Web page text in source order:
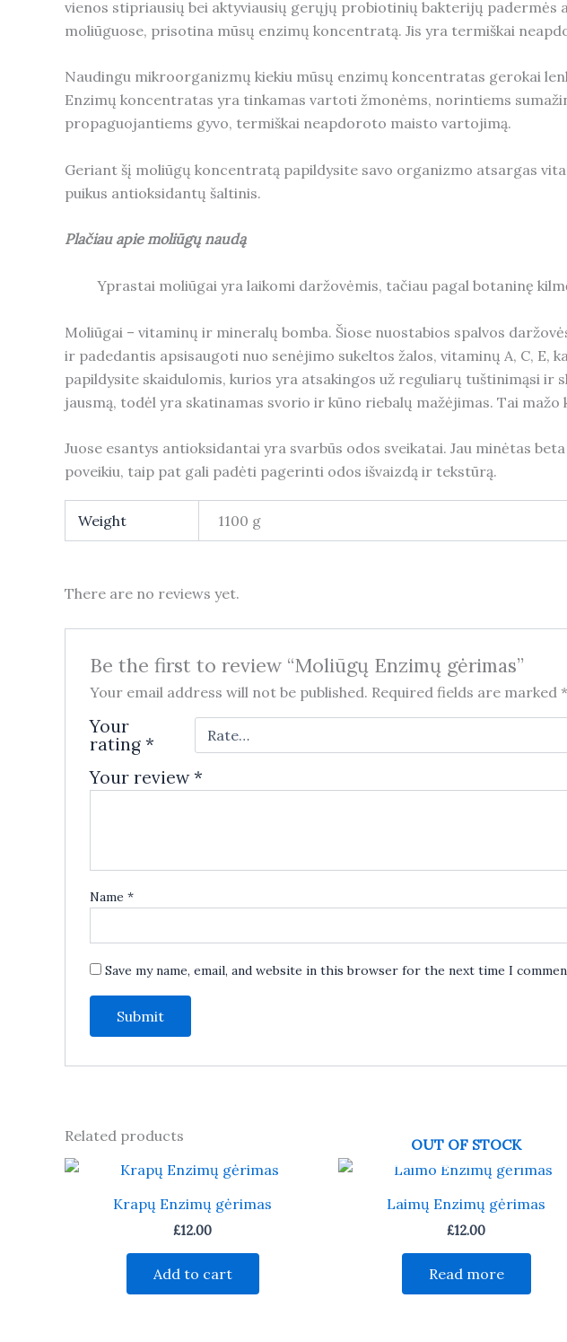
vienos stipriausių bei aktyviausių gerųjų probiotinių bakterijų padermės
moliūguose, prisotina mūsų enzimų koncentratą. Jis yra termiškai
Naudingu mikroorganizmų kiekiu mūsų enzimų koncentratas gerokai
Enzimų koncentratas yra tinkamas vartoti žmonėms, norintiems
propaguojantiems gyvo, termiškai neapdoroto maisto vartojimą.
Geriant šį moliūgų koncentratą papildysite savo organizmo atsargas
puikus antioksidantų šaltinis.
Plačiau apie moliūgųnaudą
Yprastai moliūgai yra laikomi daržovėmis, tačiau pagal botaninę
Moliūgai – vitaminų ir mineralų bomba. Šiose nuostabios spalvos
ir padedantis apsisaugoti nuo senėjimo sukeltos žalos, vitaminų A, C, E,
papildysite skaidulomis, kurios yra atsakingos už reguliarų tuštinimąsi
jausmą, todėl yra skatinamas svorio ir kūno riebalų mažėjimas. Tai
Juose esantys antioksidantai yra svarbūs odos sveikatai. Jau minėtas
poveikiu, taip pat gali padėti pagerinti odos išvaizdą ir tekstūrą.
Weight 1100 g
There are no reviews yet.
Be the first to review “Moliūgų Enzimų gėrimas”
Your email address will not be published. Required fields are marked *
Your
rating *
Your review*
Name *
Save my name, email, and website in this browser for the next time I
Related products
Krapų Enzimų gėrimas
£12.00
Add to cart
OUT OF STOCK
Laimų Enzimų gėrimas
£12.00
Read more